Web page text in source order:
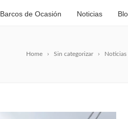
Barcos de Ocasión Noticias
Home Sin categorizar Noticias